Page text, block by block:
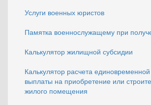
Услуги военных юристов
Памятка военнослужащему при
Калькулятор жилищной субсидии
Калькулятор расчета
выплаты на приобретение или
жилого помещения